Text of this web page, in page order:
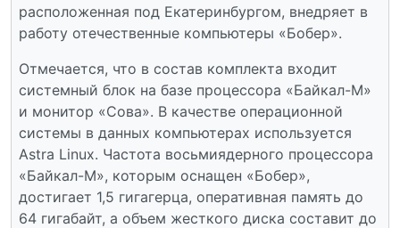
расположенная под Екатеринбургом, внедряет в
работу отечественные компьютеры «Бобер».
Отмечается, что в состав комплекта входит
системный блок на базе процессора «Байкал-М»
и монитор «Сова». В качестве операционной
системы в данных компьютерах используется
Astra Linux. Частота восьмиядерного процессора
«Байкал-М», которым оснащен «Бобер»,
достигает 1,5 гигагерца, оперативная память до
64 гигабайт, а объем жесткого диска составит до